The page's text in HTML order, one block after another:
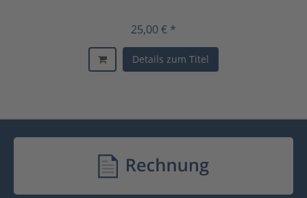
25,00 € *
Details zum Titel